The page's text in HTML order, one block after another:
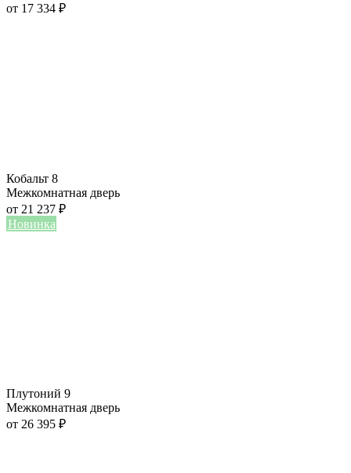
от 17 334 ₽
Кобальт 8
Межкомнатная дверь
от 21 237 ₽
Новинка
Плутоний 9
Межкомнатная дверь
от 26 395 ₽